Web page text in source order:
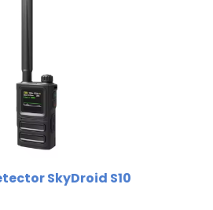
SkyDroid S10